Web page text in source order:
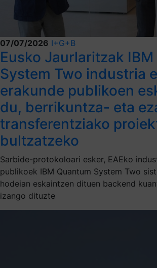
07/07/2026 I+G+B
Eusko Jaurlaritzak
System Two industria
erakunde publikoen
du, berrikuntza- eta
transferentziako
bultzatzeko
Sarbide-protokoloari esker, EAEko
publikoek IBM Quantum System Two
hodeian eskaintzen dituen backend
izango dituzte